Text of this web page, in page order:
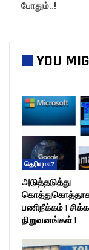
போதும்..!
YOU
தெரியுமா?
அடுத்தடுத்து
பணிநீக்கம் !
நிறுவனங்கள் !